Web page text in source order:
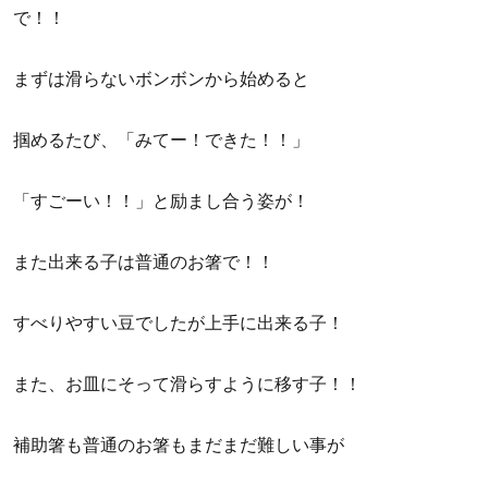
で！！
まずは滑らないボンボンから始めると
掴めるたび、「みてー！できた！！」
「すごーい！！」と励まし合う姿が！
また出来る子は普通のお箸で！！
すべりやすい豆でしたが上手に出来る子！
また、お皿にそって滑らすように移す子！！
補助箸も普通のお箸もまだまだ難しい事が